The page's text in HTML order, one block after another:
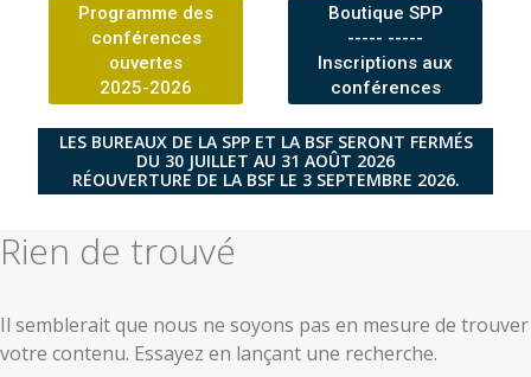
Programme des
conférences
ouvertes
2025-2026
Boutique SPP
----- -----
Inscriptions aux
conférences
LES BUREAUX DE LA SPP ET LA BSF SERONT FERMÉS
DU 30 JUILLET AU 31 AOÛT 2026
RÉOUVERTURE DE LA BSF LE 3 SEPTEMBRE 2026.
Rien de trouvé
Il semblerait que nous ne soyons pas en mesure de trouver
votre contenu. Essayez en lançant une recherche.